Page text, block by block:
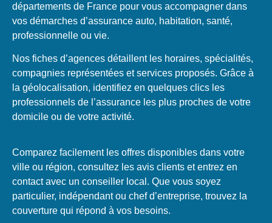
départements de France pour vous accompagner dans
vos démarches d’assurance auto, habitation, santé,
professionnelle ou vie.
Nos fiches d’agences détaillent les horaires, spécialités,
compagnies représentées et services proposés. Grâce à
la géolocalisation, identifiez en quelques clics les
professionnels de l’assurance les plus proches de votre
domicile ou de votre activité.
Comparez facilement les offres disponibles dans votre
ville ou région, consultez les avis clients et entrez en
contact avec un conseiller local. Que vous soyez
particulier, indépendant ou chef d’entreprise, trouvez la
couverture qui répond à vos besoins.